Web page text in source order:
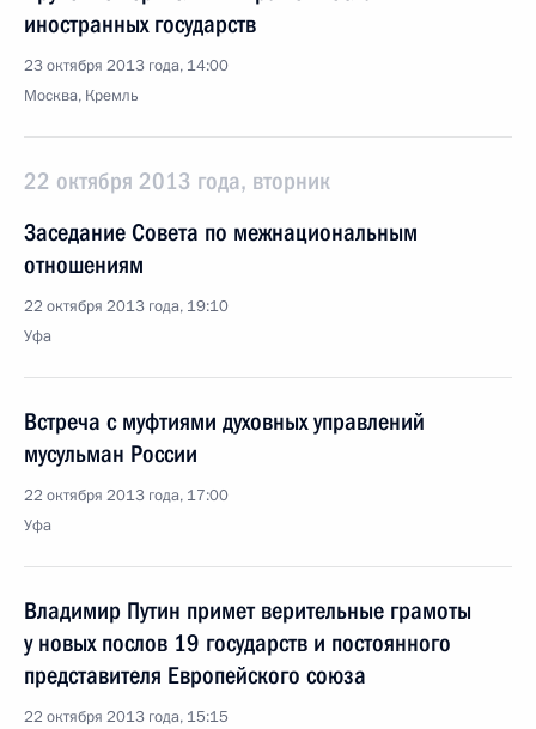
иностранных государств
23 октября 2013 года, 14:00
Москва, Кремль
22 октября 2013 года, вторник
Заседание Совета по межнациональным
отношениям
22 октября 2013 года, 19:10
Уфа
Встреча с муфтиями духовных управлений
мусульман России
22 октября 2013 года, 17:00
Уфа
Владимир Путин примет верительные грамоты
у новых послов 19 государств и постоянного
представителя Европейского союза
22 октября 2013 года, 15:15